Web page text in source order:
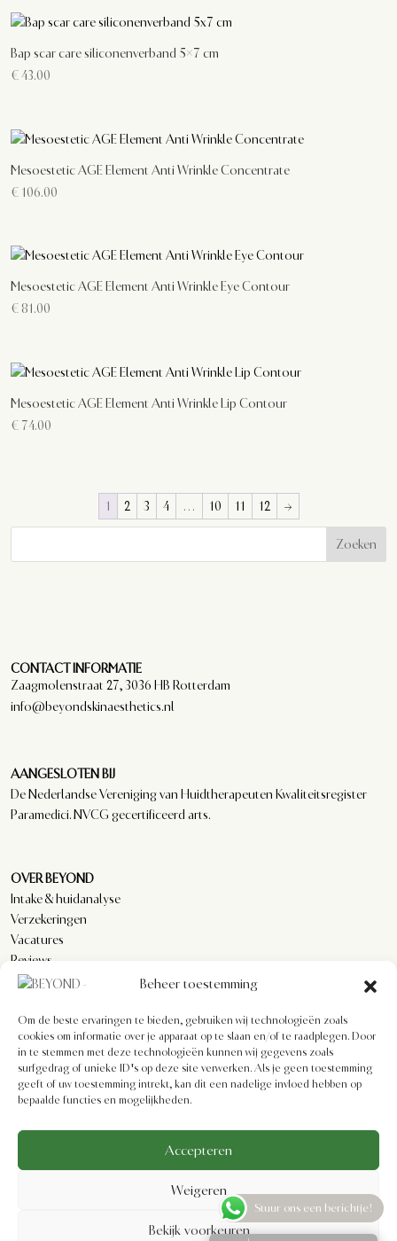
Beheer toestemming
Om de beste ervaringen te bieden, gebruiken wij technologieën zoals
cookies om informatie over je apparaat op te slaan en/of te raadplegen. Door
in te stemmen met deze technologieën kunnen wij gegevens zoals
surfgedrag of unieke ID's op deze site verwerken. Als je geen toestemming
geeft of uw toestemming intrekt, kan dit een nadelige invloed hebben op
bepaalde functies en mogelijkheden.
Accepteren
Weigeren
Bekijk voorkeuren
Bap scar care siliconenverband 5×7 cm
€43.00
Mesoestetic AGE Element Anti Wrinkle Concentrate
€ 106.00
Mesoestetic AGE Element Anti Wrinkle Eye Contour
€ 81.00
Mesoestetic AGE Element Anti Wrinkle Lip Contour
€ 74.00
1 2 3 4 … 10 11 12 →
Zoeken
CONTACT INFORMATIE
Zaagmolenstraat 27, 3036 HB Rotterdam
info@beyondskinaesthetics.nl
AANGESLOTEN BIJ
De Nederlandse Vereniging van Huidtherapeuten Kwaliteitsregister
Paramedici. NVCG gecertificeerd arts.
OVER BEYOND
Intake & huidanalyse
Verzekeringen
Vacatures
Reviews
KLANTENSERVICE
Privacyverklaring
Algemene voorwaarden
Cookiebeleid
Imprint
Stuur ons een berichtje!